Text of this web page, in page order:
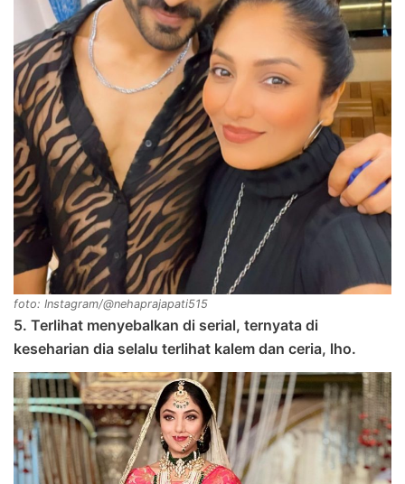
foto: Instagram/@nehaprajapati515
5. Terlihat menyebalkan di serial, ternyata di
keseharian dia selalu terlihat kalem dan ceria, lho.